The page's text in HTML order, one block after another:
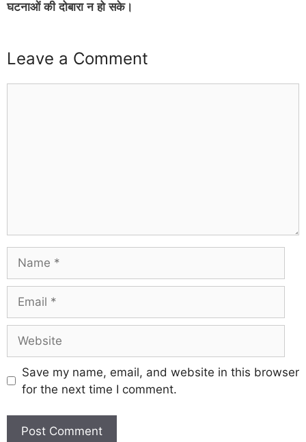
घटनाओं की दोबारा न हो सके।
Leave a Comment
Save my name, email, and website in this browser
for the next time I comment.